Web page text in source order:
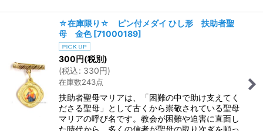
☆在庫限り☆ ピン付メダイ ひし形 扶助者聖
母 金色 [71000189]
300円(税別)
(税込: 330円)
在庫数243点
扶助者聖母マリアは、「困難の中で助け支えてく
ださる聖母」として古くから崇敬されている聖母
マリアの呼び名です。教会が困難や迫害に直面し